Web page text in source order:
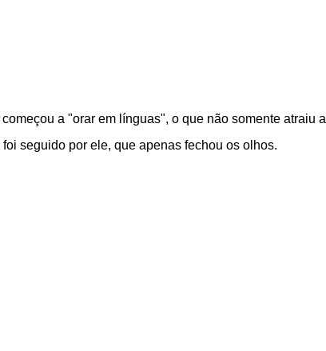
a "orar em línguas", o que não somente atraiu a
seguido por ele, que apenas fechou os olhos.